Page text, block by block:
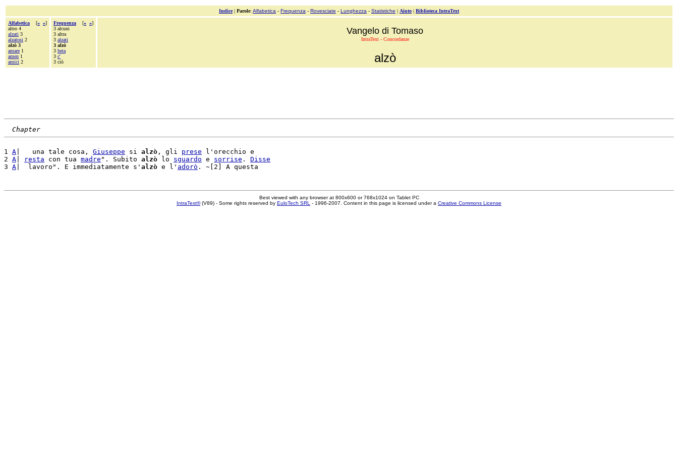
Indice| Parole: Alfabetica - Frequenza - Rovesciate - Lunghezza - Statistiche | Aiuto | Biblioteca IntraText
Alfabetica [« »]
altro 4
alzati 3
alzatosi 2
alzò 3
amare 1
amen 1
amici 2
Frequenza [« »]
3 alcuni
3 altra
3 alzati
3 alzò
3 beta
3 c'
3 ciò
Vangelo di Tomaso
IntraText - Concordanze
alzò
Chapter
1 A |   una tale cosa, Giuseppe si alzò , gli prese l'orecchio e
2 A resta con tua madre ". Subito alzò lo sguardo e sorrise . Disse
3 A |  lavoro". E immediatamente s' alzò e l' adorò
Best viewed with any browser at 800x600 or 768x1024 on Tablet PC
IntraText®(V89) - Some rights reserved by EuloTech SRL - 1996-2007. Content in this page is licensed under a Creative Commons License